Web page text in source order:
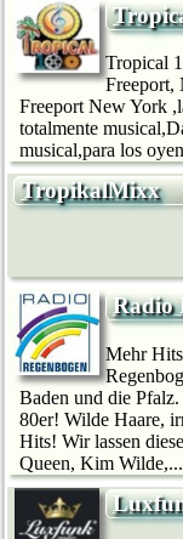
Tropical
Freeport,
Freeport New York
totalmente
musical,para los
TropikalMixx
Radio
Mehr
Baden und die
80er! Wilde Haare,
Hits! Wir lassen
Queen, Kim Wilde,...